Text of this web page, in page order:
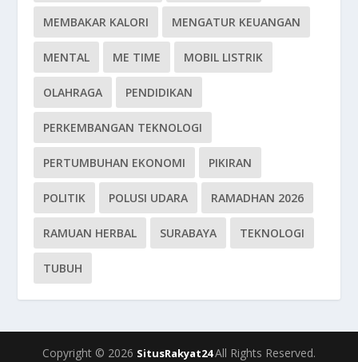
MEMBAKAR KALORI MENGATUR KEUANGAN
MENTAL ME TIME MOBIL LISTRIK
OLAHRAGA PENDIDIKAN
PERKEMBANGAN TEKNOLOGI
PERTUMBUHAN EKONOMI PIKIRAN
POLITIK POLUSI UDARA RAMADHAN 2026
RAMUAN HERBAL SURABAYA TEKNOLOGI
TUBUH
Copyright © 2026 SitusRakyat24All Rights Reserved.